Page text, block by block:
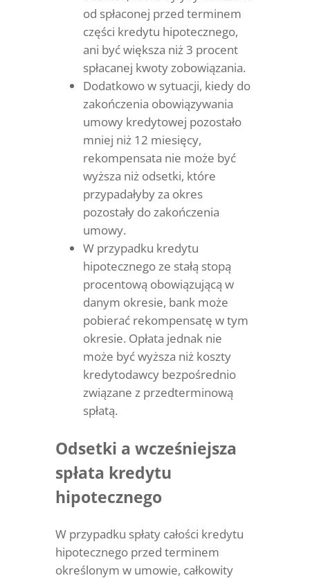
od spłaconej przed terminem
części kredytu hipotecznego,
ani być większa niż 3 procent
spłacanej kwoty zobowiązania.
Dodatkowo w sytuacji, kiedy do
zakończenia obowiązywania
umowy kredytowej pozostało
mniej niż 12 miesięcy,
rekompensata nie może być
wyższa niż odsetki, które
przypadałyby za okres
pozostały do zakończenia
umowy.
W przypadku kredytu
hipotecznego ze stałą stopą
procentową obowiązującą w
danym okresie, bank może
pobierać rekompensatę w tym
okresie. Opłata jednak nie
może być wyższa niż koszty
kredytodawcy bezpośrednio
związane z przedterminową
spłatą.
Odsetki a wcześniejsza
spłata kredytu
hipotecznego
W przypadku spłaty całości kredytu
hipotecznego przed terminem
określonym w umowie, całkowity